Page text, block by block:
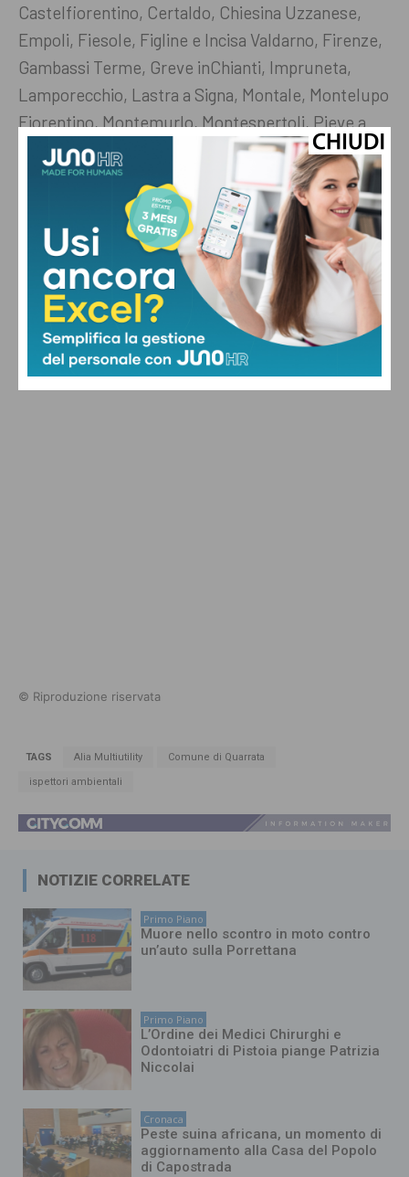
Castelfiorentino, Certaldo, Chiesina Uzzanese,
Empoli, Fiesole, Figline e Incisa Valdarno, Firenze,
Gambassi Terme, Greve inChianti, Impruneta,
Lamporecchio, Lastra a Signa, Montale, Montelupo
Fiorentino, Montemurlo, Montespertoli, Pieve a
Nievole, Pistoia, Poggio a Caiano, Prato, Rignano
sull’Arno, San Casciano Val di Pesa, Scandicci,
Scarperia e San Piero, Serravalle Pistoiese, Sesto
Fiorentino e Signa.
© Riproduzione riservata
TAGS Alia Multiutility Comune di Quarrata
ispettori ambientali
NOTIZIE CORRELATE
Primo Piano
Muore nello scontro in moto contro
un’auto sulla Porrettana
Primo Piano
L’Ordine dei Medici Chirurghi e
Odontoiatri di Pistoia piange Patrizia
Niccolai
Cronaca
Peste suina africana, un momento di
aggiornamento alla Casa del Popolo
di Capostrada